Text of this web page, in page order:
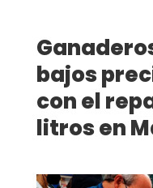
bajos
con el
litros en